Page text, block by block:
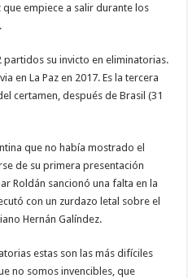
que empiece a salir durante los
partidos su invicto en eliminatorias.
en La Paz en 2017. Es la tercera
certamen, después de Brasil (31
que no había mostrado el
de su primera presentación
Roldán sancionó una falta en la
con un zurdazo letal sobre el
Hernán Galíndez.
estas son las más difíciles
no somos invencibles, que